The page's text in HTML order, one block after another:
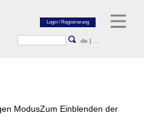
de |
ModusZum Einblenden der